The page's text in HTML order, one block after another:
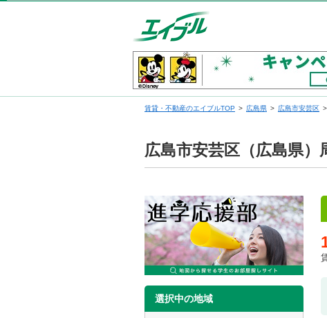
賃貸・不動産のエイブルTOP 広島県 広島市安芸区
広島市安芸区（広島県
選択中の地域